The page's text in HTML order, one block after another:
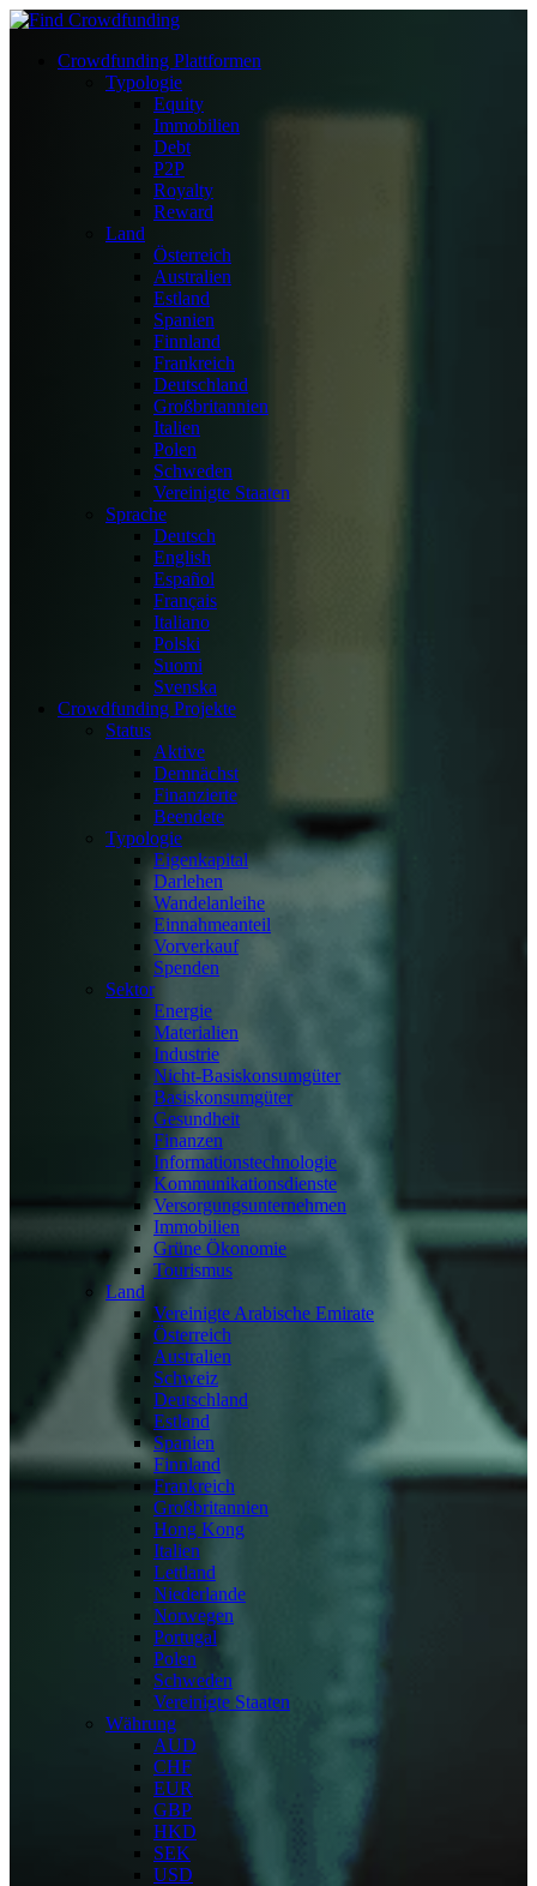
Crowdfunding Plattformen
Typologie
Equity
Immobilien
Debt
P2P
Royalty
Reward
Land
Österreich
Australien
Estland
Spanien
Finnland
Frankreich
Deutschland
Großbritannien
Italien
Polen
Schweden
Vereinigte Staaten
Sprache
Deutsch
English
Español
Français
Italiano
Polski
Suomi
Svenska
Crowdfunding Projekte
Status
Aktive
Demnächst
Finanzierte
Beendete
Typologie
Eigenkapital
Darlehen
Wandelanleihe
Einnahmeanteil
Vorverkauf
Spenden
Sektor
Energie
Materialien
Industrie
Nicht-Basiskonsumgüter
Basiskonsumgüter
Gesundheit
Finanzen
Informationstechnologie
Kommunikationsdienste
Versorgungsunternehmen
Immobilien
Grüne Ökonomie
Tourismus
Land
Vereinigte Arabische Emirate
Österreich
Australien
Schweiz
Deutschland
Estland
Spanien
Finnland
Frankreich
Großbritannien
Hong Kong
Italien
Lettland
Niederlande
Norwegen
Portugal
Polen
Schweden
Vereinigte Staaten
Währung
AUD
CHF
EUR
GBP
HKD
SEK
USD